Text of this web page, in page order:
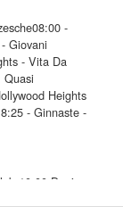
-
Giovani
- Vita Da
Quasi
Heights
- Ginnaste -
10.00 Deejay